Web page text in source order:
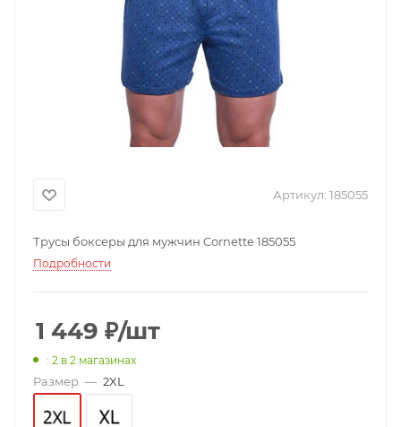
Артикул: 185055
Трусы боксеры для мужчин Cornette 185055
Подробности
1 449 ₽/шт
: 2 в 2 магазинах
Размер — 2XL